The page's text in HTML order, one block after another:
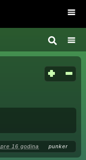
pre 16 godina punker